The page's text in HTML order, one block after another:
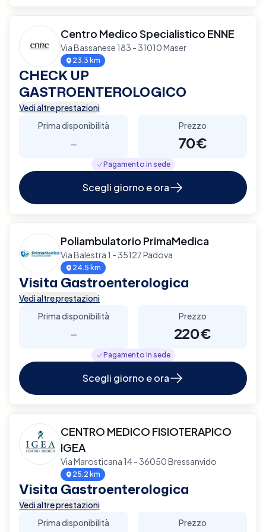
Centro Medico Specialistico ENNE
Via Bassanese 183 - 31010 Maser
23.3 km
CHECK UP
GASTROENTEROLOGICO
Vedi altre prestazioni
Prima disponibilità
-
Prezzo
70€
Pagamento in sede
Scegli giorno e ora
Poliambulatorio PrimaMedica
Via Balestra 1 - 35127 Padova
24.5 km
Visita Gastroenterologica
Vedi altre prestazioni
Prima disponibilità
-
Prezzo
220€
Pagamento in sede
Scegli giorno e ora
CENTRO MEDICO FISIOTERAPICO
IGEA
Via Marosticana 14 - 36050 Bressanvido
25.2 km
Visita Gastroenterologica
Vedi altre prestazioni
Prima disponibilità
Prezzo